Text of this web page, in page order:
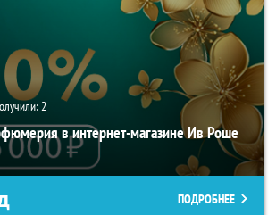
2
в интернет-магазине Ив Роше
ПОДРОБНЕЕ